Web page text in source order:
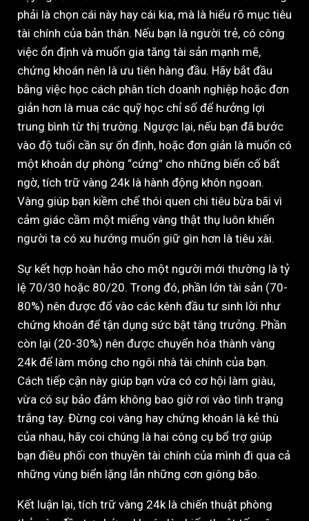
phải là chọn cái này hay cái kia, mà là hiểu rõ mục tiêu
tài chính của bản thân. Nếu bạn là người trẻ, có công
việc ổn định và muốn gia tăng tài sản mạnh mẽ,
chứng khoán nên là ưu tiên hàng đầu. Hãy bắt đầu
bằng việc học cách phân tích doanh nghiệp hoặc đơn
giản hơn là mua các quỹ học chỉ số để hưởng lợi
trung bình từ thị trường. Ngược lại, nếu bạn đã bước
vào độ tuổi cần sự ổn định, hoặc đơn giản là muốn có
một khoản dự phòng “cứng” cho những biến cố bất
ngờ, tích trữ vàng 24k là hành động khôn ngoan.
Vàng giúp bạn kiềm chế thói quen chi tiêu bừa bãi vì
cảm giác cầm một miếng vàng thật thụ luôn khiến
người ta có xu hướng muốn giữ gìn hơn là tiêu xài.
Sự kết hợp hoàn hảo cho một người mới thường là tỷ
lệ 70/30 hoặc 80/20. Trong đó, phần lớn tài sản (70-
80%) nên được đổ vào các kênh đầu tư sinh lời như
chứng khoán để tận dụng sức bật tăng trưởng. Phần
còn lại (20-30%) nên được chuyển hóa thành vàng
24k để làm móng cho ngôi nhà tài chính của bạn.
Cách tiếp cận này giúp bạn vừa có cơ hội làm giàu,
vừa có sự bảo đảm không bao giờ rơi vào tình trạng
trắng tay. Đừng coi vàng hay chứng khoán là kẻ thù
của nhau, hãy coi chúng là hai công cụ bổ trợ giúp
bạn điều phối con thuyền tài chính của mình đi qua cả
những vùng biển lặng lẫn những cơn giông bão.
Kết luận lại, tích trữ vàng 24k là chiến thuật phòng